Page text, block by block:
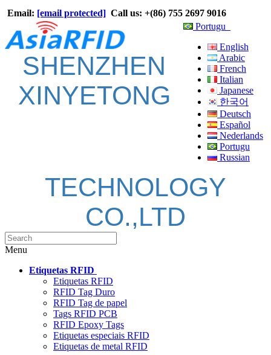
Email: [email protected] Call us: +(86) 755 2697 9016
Portugu
English
Arabic
French
Italian
Japanese
한국어
Deutsch
Español
Nederlands
Portugu
Russian
SHENZHEN
XINYETONG
TECHNOLOGY
CO.,LTD
Menu
Etiquetas RFID
Etiquetas RFID
RFID Tag Duro
RFID Tag de papel
Tags RFID PCB
RFID Epoxy Tags
Etiquetas especiais RFID
Etiquetas de metal RFID